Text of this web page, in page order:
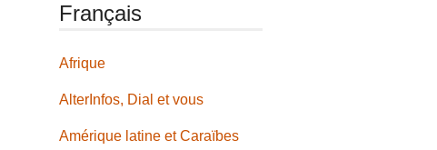
Français
Afrique
AlterInfos, Dial et vous
Amérique latine et Caraïbes